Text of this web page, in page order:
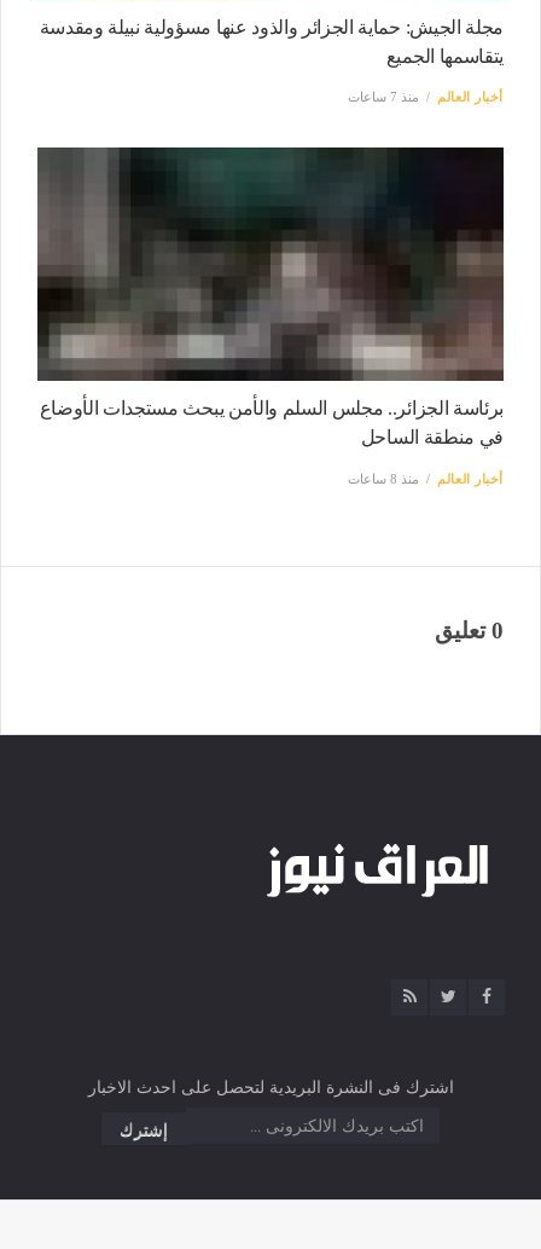
مجلة الجيش: حماية الجزائر والذود عنها مسؤولية نبيلة ومقدسة
يتقاسمها الجميع
أخبار العالم منذ 7 ساعات
برئاسة الجزائر.. مجلس السلم والأمن يبحث مستجدات الأوضاع
في منطقة الساحل
أخبار العالم منذ 8 ساعات
0 تعليق
اشترك فى النشرة البريدية لتحصل على احدث الاخبار